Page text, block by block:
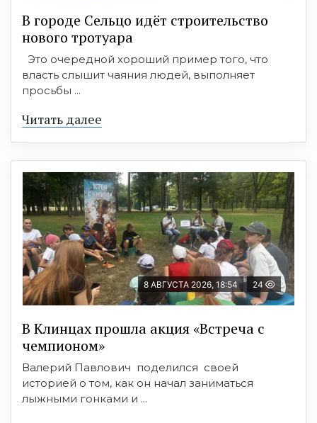
В городе Сельцо идёт строительство
нового тротуара
Это очередной хороший пример того, что
власть слышит чаяния людей, выполняет
просьбы ...
Читать далее
8 АВГУСТА 2026, 18:54 24
В Клинцах прошла акция «Встреча с
чемпионом»
Валерий Павлович поделился своей
историей о том, как он начал заниматься
лыжными гонками и ...